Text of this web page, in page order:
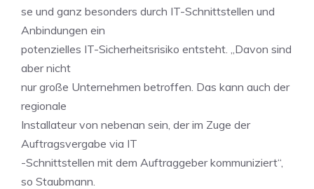
se und ganz besonders durch IT-Schnittstellen und
Anbindungen ein
potenzielles IT-Sicherheitsrisiko entsteht. „Davon sind
aber nicht
nur große Unternehmen betroffen. Das kann auch der
regionale
Installateur von nebenan sein, der im Zuge der
Auftragsvergabe via IT
-Schnittstellen mit dem Auftraggeber kommuniziert“,
so Staubmann.